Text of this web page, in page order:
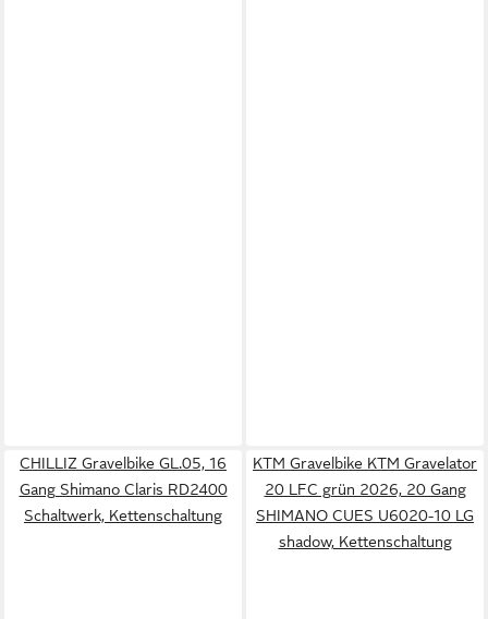
CHILLIZ Gravelbike GL.05, 16
Gang Shimano Claris RD2400
Schaltwerk, Kettenschaltung
KTM Gravelbike KTM Gravelator
20 LFC grün 2026, 20 Gang
SHIMANO CUES U6020-10 LG
shadow, Kettenschaltung